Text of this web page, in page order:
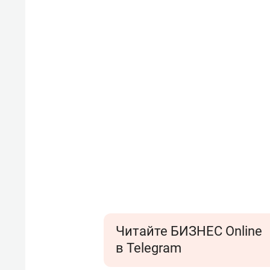
Читайте БИЗНЕС Online
в Telegram